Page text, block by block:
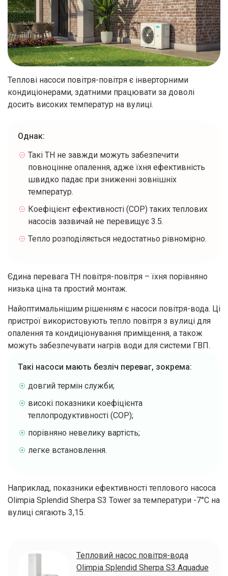
Теплові насоси повітря-повітря є інверторними
кондиціонерами, здатними працювати за доволі
досить високих температур на вулиці.
Однак:
Такі ТН не завжди можуть забезпечити
повноцінне опалення, адже їхня ефективність
швидко падає при зниженні зовнішніх
температур.
Коефіцієнт ефективності (COP) таких теплових
насосів зазвичай не перевищує 3.5.
Тепло розподіляється недостатньо рівномірно.
Єдина перевага ТН повітря-повітря – їхня порівняно
низька ціна та простий монтаж.
Найоптимальнішим рішенням є насоси повітря-вода. Ці
пристрої використовують тепло повітря з вулиці для
опалення та кондиціонування приміщення, а також
можуть забезпечувати нагрів води для системи ГВП.
Такі насоси мають безліч переваг, зокрема:
довгий термін служби;
високі показники коефіцієнта
теплопродуктивності (COP);
порівняно невелику вартість;
легке встановлення.
Наприклад, показники ефективності теплового насоса
Olimpia Splendid Sherpa S3 Tower за температури -7°C на
вулиці сягають 3,15.
Тепловий насос повітря-вода
Olimpia Splendid Sherpa S3 Aquadue